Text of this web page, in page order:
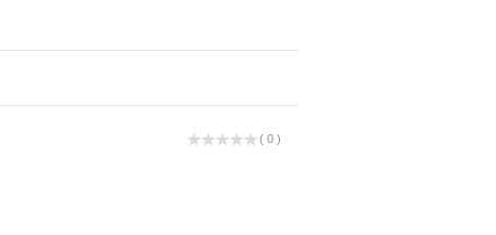
( 0 )